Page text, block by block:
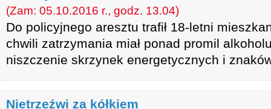
(Zam: 05.10.2016 r., godz. 13.04)
Do policyjnego aresztu trafił 18-letni
chwili zatrzymania miał ponad promil
niszczenie skrzynek energetycznych i
Nietrzeźwi za kółkiem